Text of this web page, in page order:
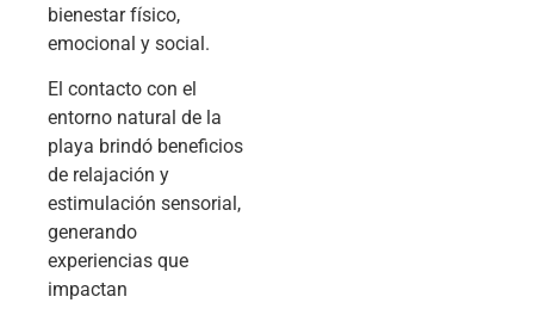
bienestar físico,
emocional y social.
El contacto con el
entorno natural de la
playa brindó beneficios
de relajación y
estimulación sensorial,
generando
experiencias que
impactan